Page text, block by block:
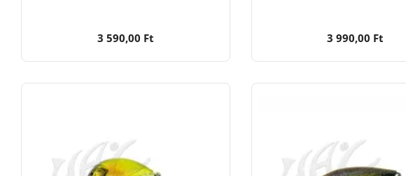
3 590,00 Ft 3 990,00 Ft